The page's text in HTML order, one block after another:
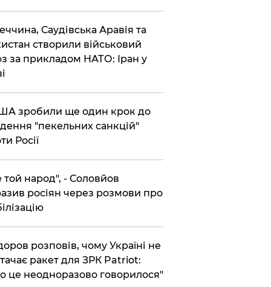
Саудівська Аравія та
створили військовий
за прикладом НАТО: Іран у
зробили ще один крок до
"пекельних санкцій"
Росії
той народ", - Соловйов
росіян через розмови про
розповів, чому Україні не
ракет для ЗРК Patriot:
це неодноразово говорилося"